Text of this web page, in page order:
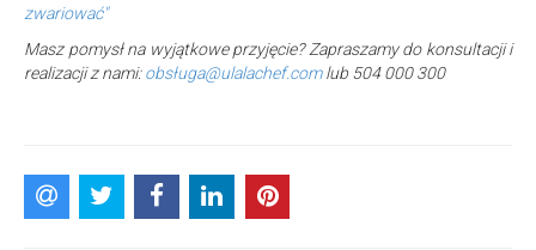
zwariować"
Masz pomysł na wyjątkowe przyjęcie? Zapraszamy do konsultacji i
realizacji z nami:obsługa@ulalachef.comlub 504 000 300